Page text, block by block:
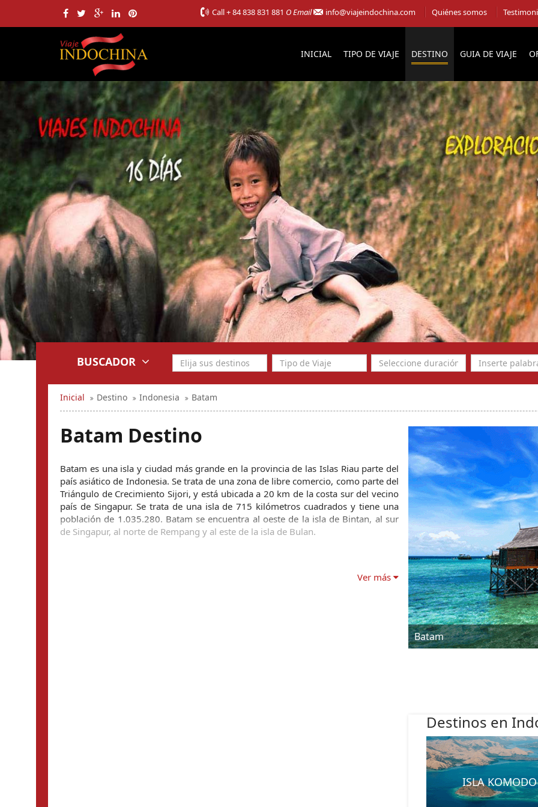
Call+ 84 838 831 881 O Email info@viajeindochina.com Quiénes somos
INICIAL TIPO DE VIAJE DESTINO GUIA DE VIAJE
BUSCADOR
Inicial Destino Indonesia Batam
Batam Destino
Batam es una isla y ciudad más grande en la provincia de las Islas Riau parte del
país asiático de Indonesia. Se trata de una zona de libre comercio, como parte del
Triángulo de Crecimiento Sijori, y está ubicada a 20 km de la costa sur del vecino
país de Singapur. Se trata de una isla de 715 kilómetros cuadrados y tiene una
población de 1.035.280. Batam se encuentra al oeste de la isla de Bintan, al sur
de Singapur, al norte de Rempang y al este de la isla de Bulan.
Ver más
Batam
Destinos en
ISLA KOMODO